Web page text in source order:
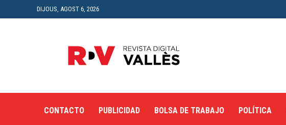
DIJOUS, AGOST 6, 2026
Digital
del
CONTACTO PUBLICIDAD BOLSA DE TRABAJO POLÍTICA